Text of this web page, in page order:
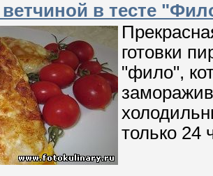
в тесте
готовки
"фило",
только 24